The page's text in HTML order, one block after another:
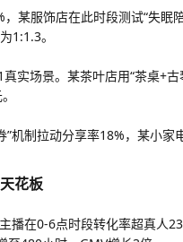
某服饰店在此时段测试“失眠
1:1.3。
实场景。某茶叶店用“茶桌+
”机制拉动分享率18%，某小
花板
播在0-6点时段转化率超真人